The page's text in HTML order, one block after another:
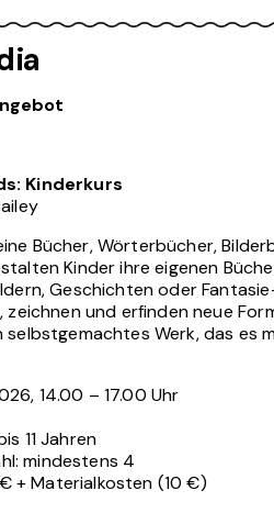
Kinderkurs
Bücher, Wörterbücher,
Kinder ihre eigenen
Geschichten oder
zeichnen und erfinden neue
selbstgemachtes Werk, das es
14.00 – 17.00 Uhr
11 Jahren
mindestens 4
+ Materialkosten (10 €)